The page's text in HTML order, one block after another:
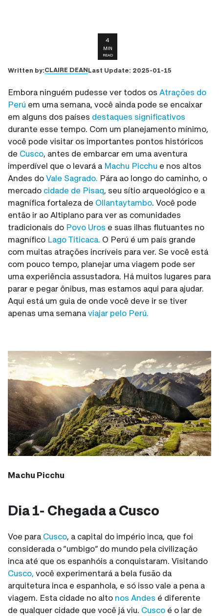
4
MIN
READ
Written by:CLAIRE DEANLast Update: 2025-01-15
Embora ninguém pudesse ver todos os Atrações do
Perú em uma semana, você ainda pode se encaixar
em alguns dos países destaques significativos
durante esse tempo. Com um planejamento mínimo,
você pode visitar os importantes pontos históricos
de Cusco, antes de embarcar em uma aventura
imperdível que o levará a Machu Picchu e nos altos
Andes doVale Sagrado. Pára ao longo do caminho, o
mercado cidade de Pisaq, seu sítio arqueológico e a
magnífica fortaleza de Ollantaytambo. Você pode
então ir ao Altiplano para ver as comunidades
tradicionais do Povo Uros e suas ilhas flutuantes no
magnífico Lago Titicaca. O Perú é um país grande
com muitas atrações incríveis para ver. Se você está
com pouco tempo, planejar uma viagem pode ser
uma experiência assustadora. Há muitos lugares para
parar e pegar ônibus, mas estamos aqui para ajudar.
Aqui está um guia de onde você deve ir se tiver
apenas uma semanaviajar pelo Perú.
Machu Picchu
Dia 1- Chegada a Cusco
Voe para Cusco, a capital do império inca, que foi
considerada o “umbigo” do mundo pela civilização
inca até que os espanhóis a conquistaram. Visitando
Cusco, você experimentará a bela fusão da
arquitetura inca e espanhola, e só isso vale a pena a
viagem. Esta cidade no alto nos Andes é diferente
de qualquer cidade que você já viu. Cusco é o lar de